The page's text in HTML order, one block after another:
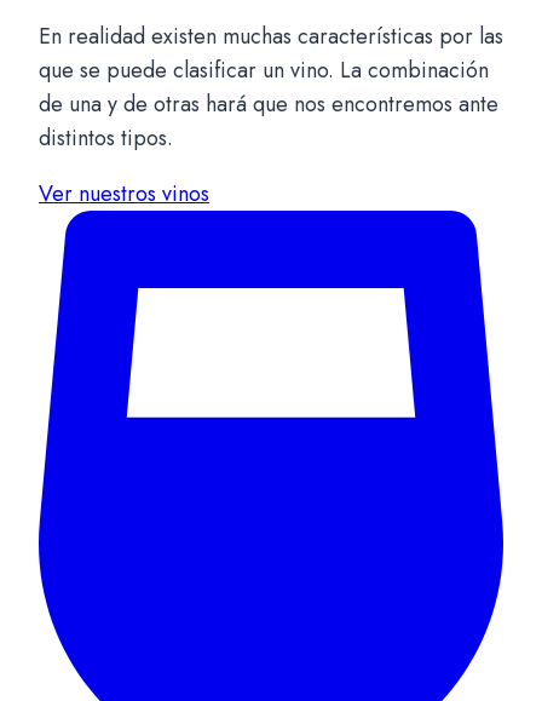
En realidad existen muchas características por las
que se puede clasificar un vino. La combinación
de una y de otras hará que nos encontremos ante
distintos tipos.
Ver nuestros vinos